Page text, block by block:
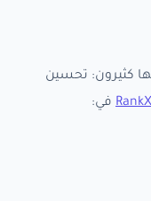
كثيرون: تحسين
في: